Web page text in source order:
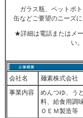
ガラス瓶、ペットボト
缶などご要望のニーズに
★詳細は電話またはメ
い。
会社名
麺素株式会社
事業内容
めんつゆ、う
料、給食用調
ＯＥＭ製造等